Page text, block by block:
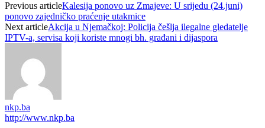
Previous articleKalesija ponovo uz Zmajeve: U srijedu (24.juni)
ponovo zajedničko praćenje utakmice
Next articleAkcija u Njemačkoj: Policija češlja ilegalne gledatelje
IPTV-a, servisa koji koriste mnogi bh. građani i dijaspora
nkp.ba
http://www.nkp.ba